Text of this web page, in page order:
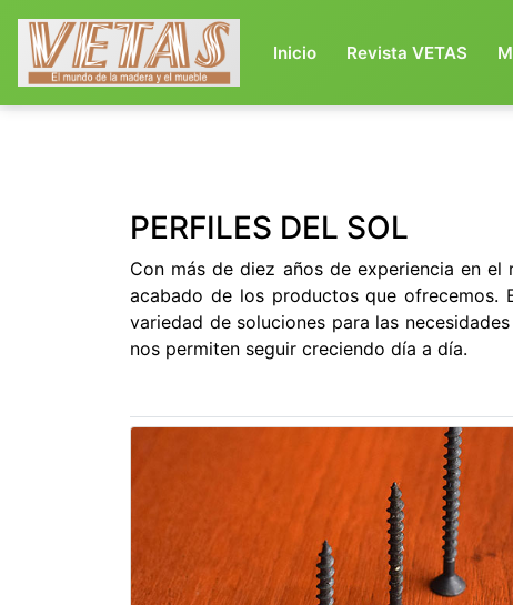
Inicio(current)
Revista VETAS
PERFILES DEL SOL
Con más de diez años de experiencia en
acabado de los productos que ofrecemos.
variedad de soluciones para las
nos permiten seguir creciendo día a día.